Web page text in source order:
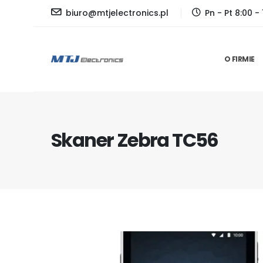
biuro@mtjelectronics.pl Pn - Pt 8:00 -
O FIRMIE
Skaner Zebra TC56